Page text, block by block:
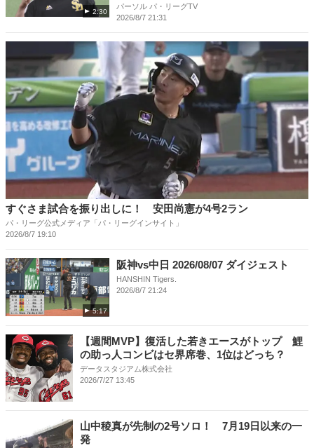
2:30
パーソル パ・リーグTV
2026/8/7 21:31
すぐさま試合を振り出しに！ 安田尚憲が4号2ラン
パ・リーグ公式メディア「パ・リーグインサイト」
2026/8/7 19:10
5:17
阪神vs中日 2026/08/07 ダイジェスト
HANSHIN Tigers.
2026/8/7 21:24
【週間MVP】復活した若きエースがトップ 鯉
の助っ人コンビはセ界席巻、1位はどっち？
データスタジアム株式会社
2026/7/27 13:45
山中稜真が先制の2号ソロ！ 7月19日以来の一
発